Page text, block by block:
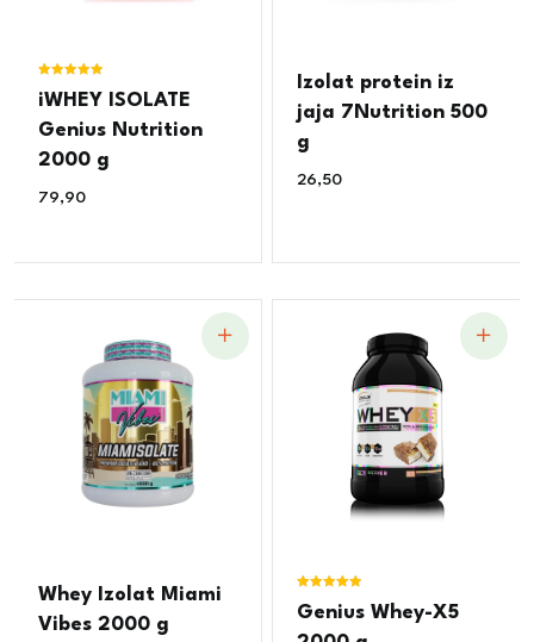
5.00
iWHEY ISOLATE
Genius Nutrition
2000 g
79,90
Izolat protein iz
jaja 7Nutrition 500
g
26,50
Whey Izolat Miami
Vibes 2000 g
5.00
Genius Whey-X5